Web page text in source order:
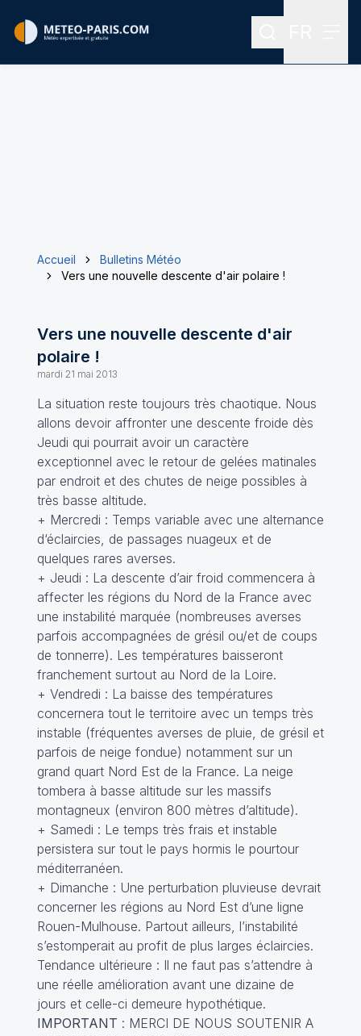
Rechercher
Accueil
Bulletins Météo
Vers une nouvelle descente d'air polaire !
Vers une nouvelle descente d'air
polaire !
mardi 21 mai 2013
La situation reste toujours très chaotique. Nous
allons devoir affronter une descente froide dès
Jeudi qui pourrait avoir un caractère
exceptionnel avec le retour de gelées matinales
par endroit et des chutes de neige possibles à
très basse altitude.
+ Mercredi : Temps variable avec une alternance
d‘éclaircies, de passages nuageux et de
quelques rares averses.
+ Jeudi : La descente d’air froid commencera à
affecter les régions du Nord de la France avec
une instabilité marquée (nombreuses averses
parfois accompagnées de grésil ou/et de coups
de tonnerre). Les températures baisseront
franchement surtout au Nord de la Loire.
+ Vendredi : La baisse des températures
concernera tout le territoire avec un temps très
instable (fréquentes averses de pluie, de grésil et
parfois de neige fondue) notamment sur un
grand quart Nord Est de la France. La neige
tombera à basse altitude sur les massifs
montagneux (environ 800 mètres d’altitude).
+ Samedi : Le temps très frais et instable
persistera sur tout le pays hormis le pourtour
méditerranéen.
+ Dimanche : Une perturbation pluvieuse devrait
concerner les régions au Nord Est d’une ligne
Rouen-Mulhouse. Partout ailleurs, l’instabilité
s’estomperait au profit de plus larges éclaircies.
Tendance ultérieure : Il ne faut pas s’attendre à
une réelle amélioration avant une dizaine de
jours et celle-ci demeure hypothétique.
IMPORTANT : MERCI DE NOUS SOUTENIR A